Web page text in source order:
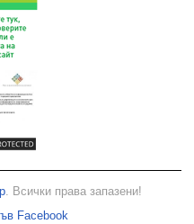
. Всички права запазени!
Facebook